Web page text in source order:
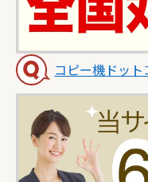
コピー機ドッ